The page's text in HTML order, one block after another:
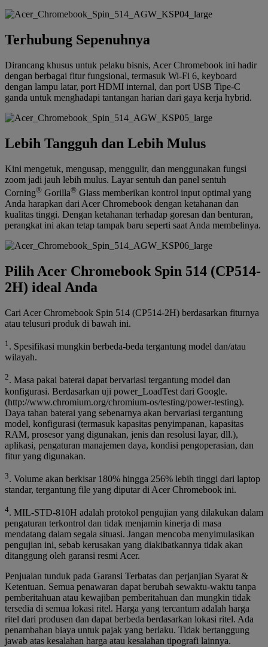
Terhubung Sepenuhnya
Dirancang khusus untuk pelaku bisnis, Acer Chromebook ini hadir
dengan berbagai fitur fungsional, termasuk Wi-Fi 6, keyboard
dengan lampu latar, port HDMI internal, dan port USB Tipe-C
ganda untuk menghadapi tantangan harian dari gaya kerja hybrid.
Lebih Tangguh dan Lebih Mulus
Kini mengetuk, mengusap, menggulir, dan menggunakan fungsi
zoom jadi jauh lebih mulus. Layar sentuh dan panel sentuh
Corning® Gorilla® Glass memberikan kontrol input optimal yang
Anda harapkan dari Acer Chromebook dengan ketahanan dan
kualitas tinggi. Dengan ketahanan terhadap goresan dan benturan,
perangkat ini akan tetap tampak baru seperti saat Anda membelinya.
Pilih Acer Chromebook Spin 514 (CP514-
2H) ideal Anda
Cari Acer Chromebook Spin 514 (CP514-2H) berdasarkan fiturnya
atau telusuri produk di bawah ini.
1 . Spesifikasi mungkin berbeda-beda tergantung model dan/atau
wilayah.
2. Masa pakai baterai dapat bervariasi tergantung model dan
konfigurasi. Berdasarkan uji power_LoadTest dari Google.
(http://www.chromium.org/chromium-os/testing/power-testing).
Daya tahan baterai yang sebenarnya akan bervariasi tergantung
model, konfigurasi (termasuk kapasitas penyimpanan, kapasitas
RAM, prosesor yang digunakan, jenis dan resolusi layar, dll.),
aplikasi, pengaturan manajemen daya, kondisi pengoperasian, dan
fitur yang digunakan.
3. Volume akan berkisar 180% hingga 256% lebih tinggi dari laptop
standar, tergantung file yang diputar di Acer Chromebook ini.
4. MIL-STD-810H adalah protokol pengujian yang dilakukan dalam
pengaturan terkontrol dan tidak menjamin kinerja di masa
mendatang dalam segala situasi. Jangan mencoba menyimulasikan
pengujian ini, sebab kerusakan yang diakibatkannya tidak akan
ditanggung oleh garansi resmi Acer.
Penjualan tunduk pada Garansi Terbatas dan perjanjian Syarat &
Ketentuan. Semua penawaran dapat berubah sewaktu-waktu tanpa
pemberitahuan atau kewajiban pemberitahuan dan mungkin tidak
tersedia di semua lokasi ritel. Harga yang tercantum adalah harga
ritel dari produsen dan dapat berbeda berdasarkan lokasi ritel. Ada
penambahan biaya untuk pajak yang berlaku. Tidak bertanggung
jawab atas kesalahan harga atau kesalahan tipografi lainnya.